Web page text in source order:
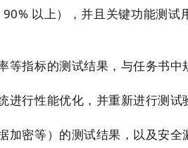
以上），并且关键功能测试
指标的测试结果，与任务书中
行性能优化，并重新进行测试
密等）的测试结果，以及安全